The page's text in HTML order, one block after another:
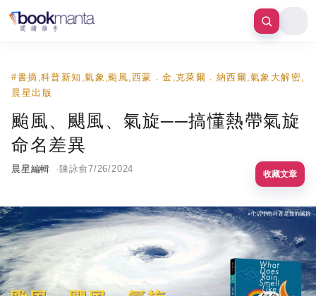
#書摘 ,科普新知 ,氣象 ,颱風,西蒙．金 ,克萊爾．納西爾,氣象大解密,
晨星出版
颱風、颶風、氣旋──搞懂熱帶氣旋
命名差異
晨星編輯 陳詠俞7/26/2024 收藏文章